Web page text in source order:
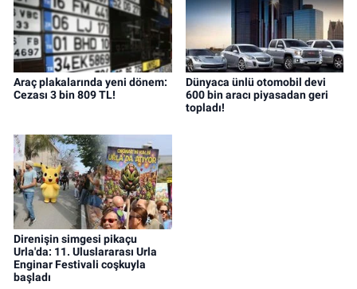
Araç plakalarında yeni dönem:
Cezası 3 bin 809 TL!
Dünyaca ünlü otomobil devi
600 bin aracı piyasadan geri
topladı!
Direnişin simgesi pikaçu
Urla'da: 11. Uluslararası Urla
Enginar Festivali coşkuyla
başladı